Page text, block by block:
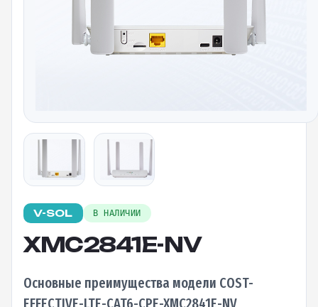
V-SOL В НАЛИЧИИ
XMC2841E-NV
Основные преимущества модели COST-